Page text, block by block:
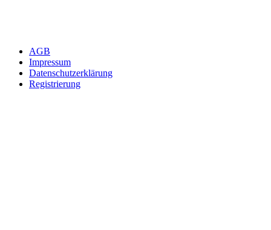
AGB
Impressum
Datenschutzerklärung
Registrierung